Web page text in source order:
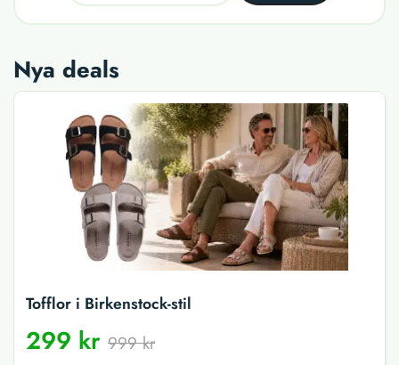
Nya deals
Tofflor i Birkenstock-stil
299 kr 999 kr